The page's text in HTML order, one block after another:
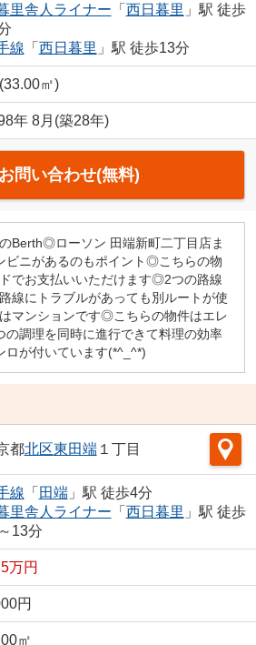
里舎人ライナー 「 西日暮里 」駅 徒歩
線 「 西日暮里 」駅 徒歩13分
㎡)
年 8月(築28年)
お問い合わせ(無料)
Berth◎ローソン 田端新町二丁目店ま
ビニがあるのもポイント◎こちらの物
でお支払いいただけます◎2つの路線
線にトラブルがあっても別ルートが使
マンションです◎こちらの物件はエレ
調理を同時に進行できて料理の効率
ロが付いています(*^_^*)
都北区東田端１丁目
線 「 田端」駅 徒歩4分
里舎人ライナー 「 西日暮里 」駅 徒歩
13分
万円
円
㎡